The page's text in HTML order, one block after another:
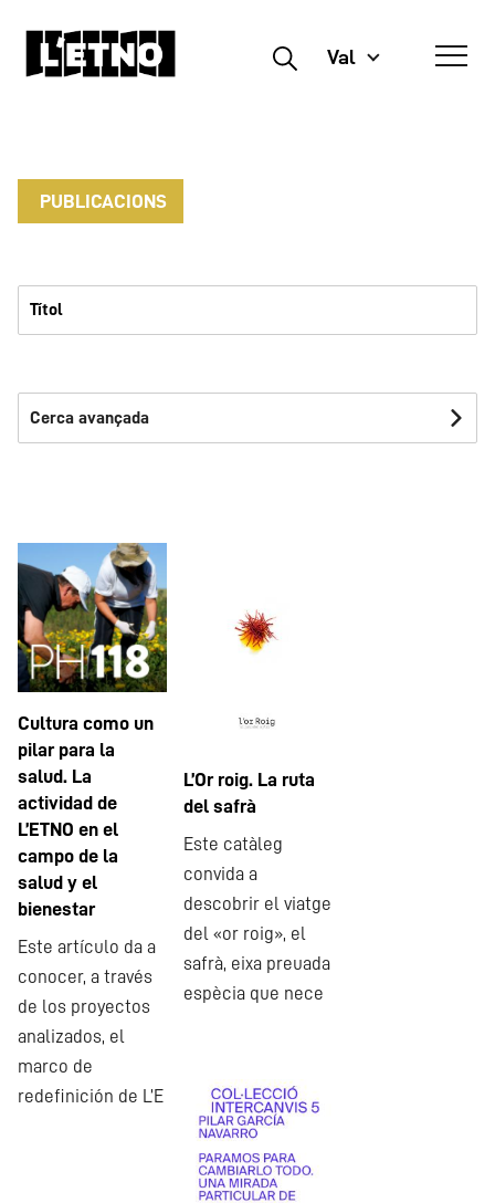
Buscar Val
PUBLICACIONS
Cerca avançada
Cultura como un
pilar para la
salud. La
actividad de
L’ETNO en el
campo de la
salud y el
bienestar
Este artículo da a
conocer, a través
de los proyectos
analizados, el
marco de
redefinición de L’E
L’Or roig. La ruta
del safrà
Este catàleg
convida a
descobrir el viatge
del «or roig», el
safrà, eixa preuada
espècia que nece